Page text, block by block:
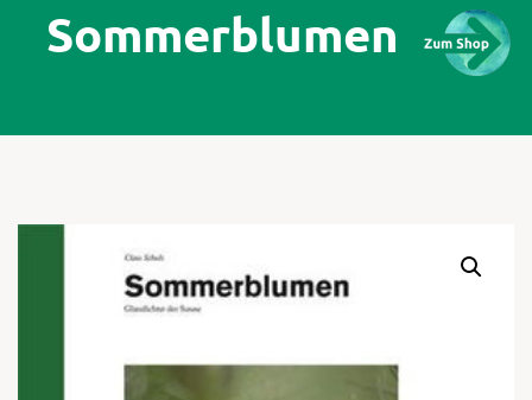
Zum
Sommerblumen